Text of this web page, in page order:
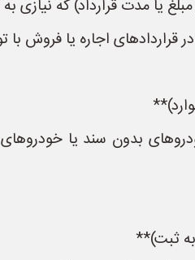
یا مدت قرارداد) که نیازی
قراردادهای اجاره یا فروش
بدون سند یا